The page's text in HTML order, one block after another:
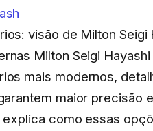
visão de Milton Seigi
Milton Seigi
mais modernos,
maior precisão
explica como essas